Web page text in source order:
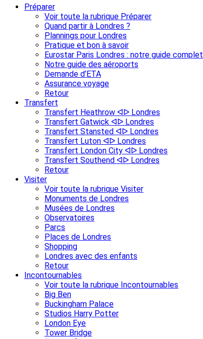
Préparer
Voir toute la rubrique Préparer
Quand partir à Londres ?
Plannings pour Londres
Pratique et bon à savoir
Eurostar Paris Londres : notre guide complet
Notre guide des aéroports
Demande d’ETA
Assurance voyage
Retour
Transfert
Transfert Heathrow ᐊᐅ Londres
Transfert Gatwick ᐊᐅ Londres
Transfert Stansted ᐊᐅ Londres
Transfert Luton ᐊᐅ Londres
Transfert London City ᐊᐅ Londres
Transfert Southend ᐊᐅ Londres
Retour
Visiter
Voir toute la rubrique Visiter
Monuments de Londres
Musées de Londres
Observatoires
Parcs
Places de Londres
Shopping
Londres avec des enfants
Retour
Incontournables
Voir toute la rubrique Incontournables
Big Ben
Buckingham Palace
Studios Harry Potter
London Eye
Tower Bridge